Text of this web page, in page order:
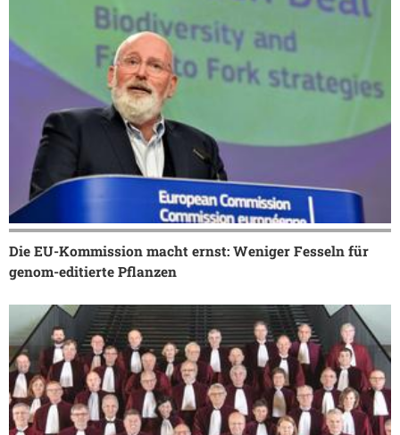
Die EU-Kommission macht ernst: Weniger Fesseln für
genom-editierte Pflanzen